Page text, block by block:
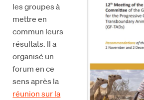
les groupes à
mettre en
commun leurs
résultats. Il a
organisé un
forum en ce
sens après la
réunion sur la